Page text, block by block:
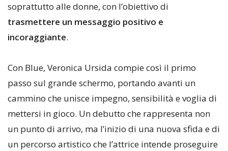
soprattutto alle donne, con l’obiettivo di
trasmettere un messaggio positivo e
incoraggiante.
Con Blue, Veronica Ursida compie così il primo
passo sul grande schermo, portando avanti un
cammino che unisce impegno, sensibilità e voglia di
mettersi in gioco. Un debutto che rappresenta non
un punto di arrivo, ma l’inizio di una nuova sfida e di
un percorso artistico che l’attrice intende proseguire